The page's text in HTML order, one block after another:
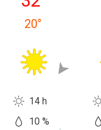
20°
14 h
10 %